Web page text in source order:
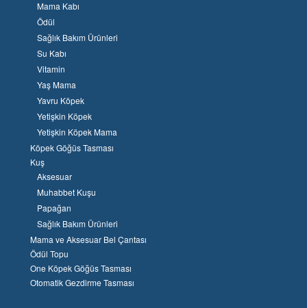
Mama Kabı
Ödül
Sağlık Bakım Ürünleri
Su Kabı
Vitamin
Yaş Mama
Yavru Köpek
Yetişkin Köpek
Yetişkin Köpek Mama
Köpek Göğüs Tasması
Kuş
Aksesuar
Muhabbet Kuşu
Papağan
Sağlık Bakım Ürünleri
Mama ve Aksesuar Bel Çantası
Ödül Topu
One Köpek Göğüs Tasması
Otomatik Gezdirme Tasması